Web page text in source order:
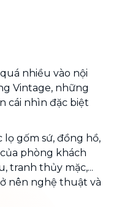
nhiều vào nội
Vintage, những
cái nhìn đặc biệt
gốm sứ, đồng hồ,
phòng khách
tranh thủy mặc,...
nên nghệ thuật và